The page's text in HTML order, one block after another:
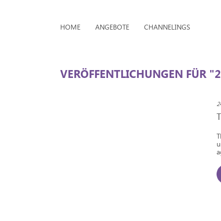
HOME ANGEBOTE CHANNELINGS
VERÖFFENTLICHUNGEN FÜR